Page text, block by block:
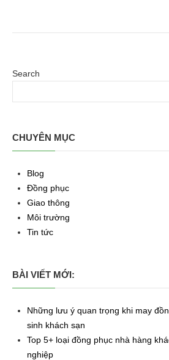
Search
CHUYÊN MỤC
Blog
Đồng phục
Giao thông
Môi trường
Tin tức
BÀI VIẾT MỚI:
Những lưu ý quan trọng khi may
sinh khách sạn
Top 5+ loại đồng phục nhà hàng
nghiệp